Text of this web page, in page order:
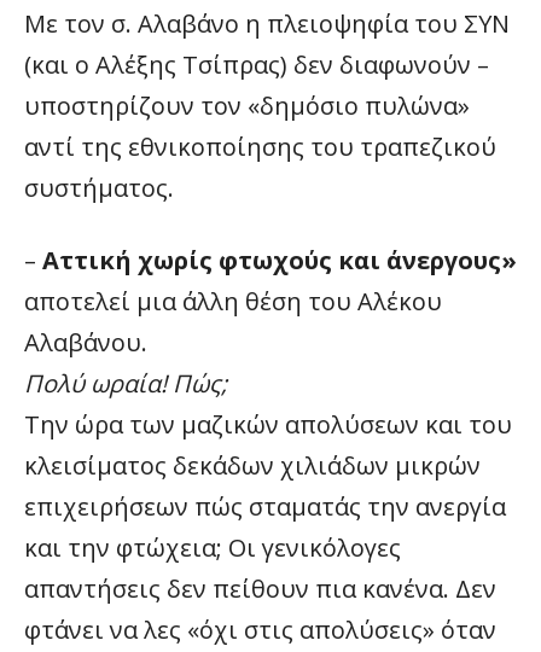
Με τον σ. Αλαβάνο η πλειοψηφία του ΣΥΝ
(και ο Αλέξης Τσίπρας) δεν διαφωνούν –
υποστηρίζουν τον «δημόσιο πυλώνα»
αντί της εθνικοποίησης του τραπεζικού
συστήματος.
– Αττική χωρίς φτωχούς και άνεργους»
αποτελεί μια άλλη θέση του Αλέκου
Αλαβάνου.
Πολύ ωραία! Πώς;
Την ώρα των μαζικών απολύσεων και του
κλεισίματος δεκάδων χιλιάδων μικρών
επιχειρήσεων πώς σταματάς την ανεργία
και την φτώχεια; Οι γενικόλογες
απαντήσεις δεν πείθουν πια κανένα. Δεν
φτάνει να λες «όχι στις απολύσεις» όταν